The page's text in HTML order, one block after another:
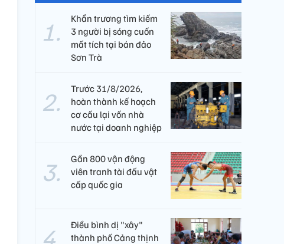
Khẩn trương tìm kiếm
3 người bị sóng cuốn
mất tích tại bán đảo
Sơn Trà
Trước 31/8/2026,
hoàn thành kế hoạch
cơ cấu lại vốn nhà
nước tại doanh nghiệp
Gần 800 vận động
viên tranh tài đấu vật
cấp quốc gia
Điều bình dị "xây"
thành phố Cảng thịnh